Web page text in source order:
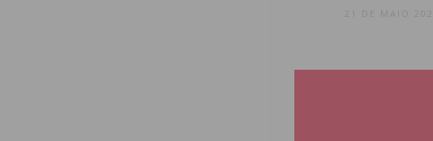
21 DE MAIO